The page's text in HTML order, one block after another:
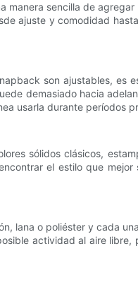
manera sencilla de
ajuste y comodidad
son ajustables, es
demasiado hacia
usarla durante períodos
sólidos clásicos,
el estilo que mejor
lana o poliéster y cada
actividad al aire libre,